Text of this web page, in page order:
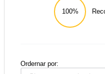
100%
Ordernar por: